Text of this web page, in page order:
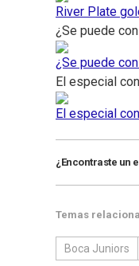
River Plate
¿Se puede
¿Se puede
El especial
El especial
¿Encontraste un
Temas
Boca Juniors